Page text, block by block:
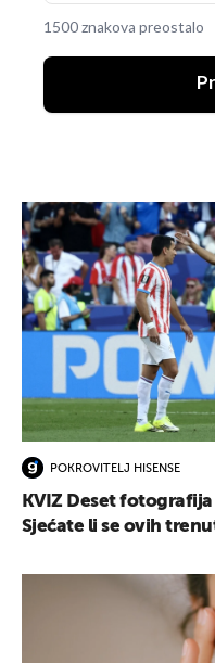
1500 znakova preostalo
POKROVITELJ HISENSE
KVIZ Deset
Sjećate li se ovih